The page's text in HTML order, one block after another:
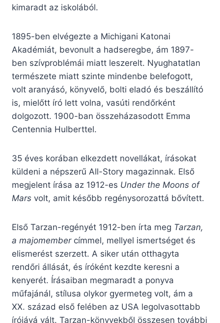
kimaradt az iskolából.
1895-ben elvégezte a Michigani Katonai
Akadémiát, bevonult a hadseregbe, ám 1897-
ben szívproblémái miatt leszerelt. Nyughatatlan
természete miatt szinte mindenbe belefogott,
volt aranyásó, könyvelő, bolti eladó és beszállító
is, mielőtt író lett volna, vasúti rendőrként
dolgozott. 1900-ban összeházasodott Emma
Centennia Hulberttel.
35 éves korában elkezdett novellákat, írásokat
küldeni a népszerű All-Story magazinnak. Első
megjelent írása az 1912-es Under the Moons of
Mars volt, amit később regénysorozattá bővített.
Első Tarzan-regényét 1912-ben írta meg Tarzan,
a majomembercímmel, mellyel ismertséget és
elismerést szerzett. A siker után otthagyta
rendőri állását, és íróként kezdte keresni a
kenyerét. Írásaiban megmaradt a ponyva
műfajánál, stílusa olykor gyermeteg volt, ám a
XX. század első felében az USA legolvasottabb
írójává vált. Tarzan-könyvekből összesen további